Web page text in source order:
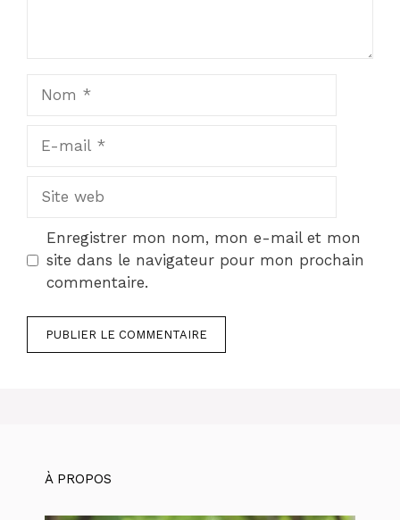
mail
web
Enregistrer mon nom, mon e-mail et mon
site dans le navigateur pour mon prochain
commentaire.
À PROPOS